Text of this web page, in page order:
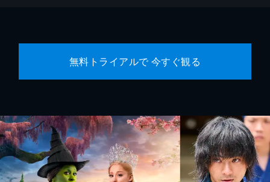
無料トライアルで 今すぐ観る